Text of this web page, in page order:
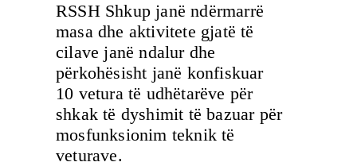
RSSH Shkup janë ndërmarrë
masa dhe aktivitete gjatë të
cilave janë ndalur dhe
përkohësisht janë konfiskuar
10 vetura të udhëtarëve për
shkak të dyshimit të bazuar për
mosfunksionim teknik të
veturave.